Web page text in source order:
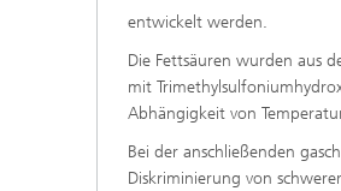
entwickelt werden.
Die Fettsäuren wurden aus
mit
Abhängigkeit von
Bei der anschließenden
Diskriminierung von